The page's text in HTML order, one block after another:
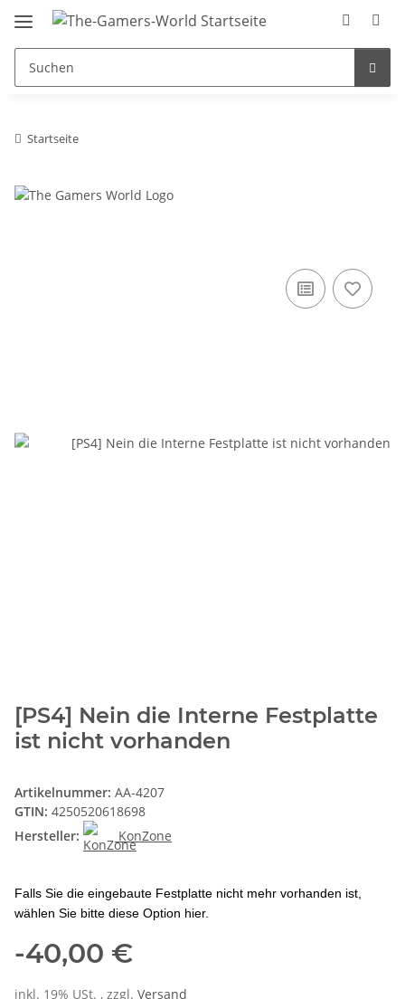
Startseite
[PS4] Nein die Interne Festplatte
ist nicht vorhanden
Artikelnummer: AA-4207
GTIN: 4250520618698
Hersteller:
KonZone
Falls Sie die eingebaute Festplatte nicht mehr vorhanden ist,
wählen Sie bitte diese Option hier.
-40,00 €
inkl. 19% USt. , zzgl. Versand